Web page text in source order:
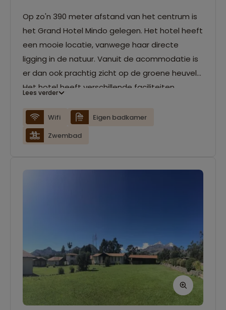
Op zo'n 390 meter afstand van het centrum is
het Grand Hotel Mindo gelegen. Het hotel heeft
een mooie locatie, vanwege haar directe
ligging in de natuur. Vanuit de acommodatie is
er dan ook prachtig zicht op de groene heuvels.
Het hotel heeft verschillende faciliteiten,
een bar. Verder zijn de kamers voorzien van een
eigen badkamer en wifi.
Lees verder
Wifi
Eigen badkamer
Zwembad